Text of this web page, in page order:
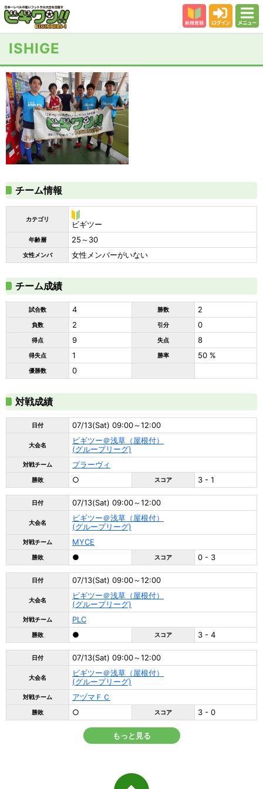
カテゴリー
会場
大会結果
スタッフ紹介
よくある質問
参加者の声
ISHIGE
チーム情報
カテゴリ
ビ
ギ
ツ
ー
ビギツー
年齢層 25～30
女性メンバ 女性メンバーがいない
チーム成績
試合数 4 勝数 2
負数 2 引分 0
得点 9 失点 8
得失点 1 勝率 50 %
優勝数 0
対戦成績
日付 07/13(Sat) 09:00～12:00
大会名
ビギツー＠浅草（屋根付）
(グループリーグ)
対戦チーム プラーヴィ
勝敗 ○ スコア 3 - 1
日付 07/13(Sat) 09:00～12:00
大会名
ビギツー＠浅草（屋根付）
(グループリーグ)
対戦チーム MYCE
勝敗 ● スコア 0 - 3
日付 07/13(Sat) 09:00～12:00
大会名
ビギツー＠浅草（屋根付）
(グループリーグ)
対戦チーム PLC
勝敗 ● スコア 3 - 4
日付 07/13(Sat) 09:00～12:00
大会名
ビギツー＠浅草（屋根付）
(グループリーグ)
対戦チーム アヅマＦＣ
勝敗 ○ スコア 3 - 0
もっと見る